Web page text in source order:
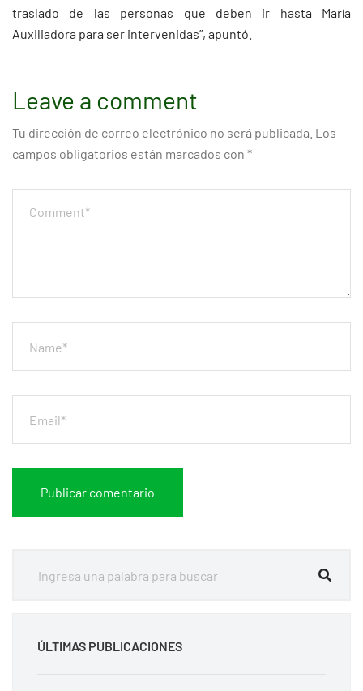
traslado de las personas que deben ir hasta María
Auxiliadora para ser intervenidas”, apuntó.
Leave a comment
Tu dirección de correo electrónico no será publicada. Los
campos obligatorios están marcados con *
ÚLTIMAS PUBLICACIONES